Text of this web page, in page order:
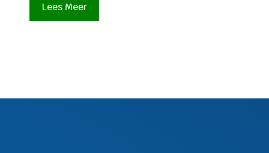
Lees Meer